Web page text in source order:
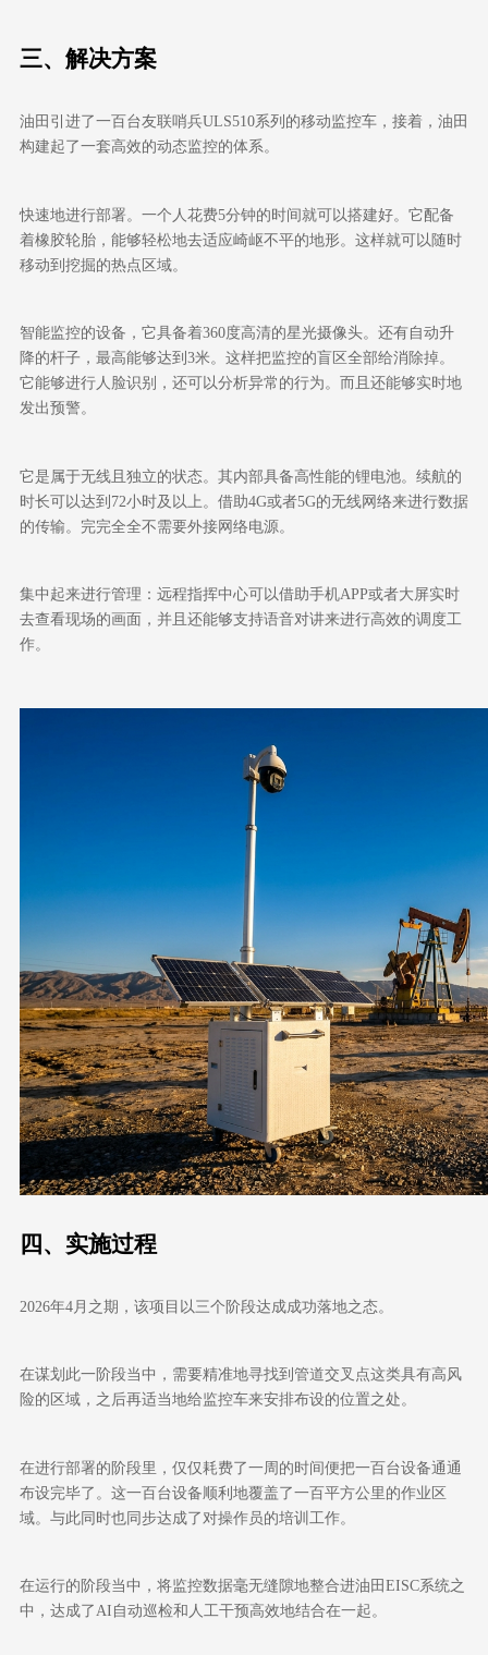
三、 解决方案
油田引进了一百台友联哨兵ULS510系列的移动监控车，接着，油田
构建起了一套高效的动态监控的体系。
快速地进行部署。一个人花费5分钟的时间就可以搭建好。它配备
着橡胶轮胎，能够轻松地去适应崎岖不平的地形。这样就可以随时
移动到挖掘的热点区域。
智能监控的设备，它具备着360度高清的星光摄像头。还有自动升
降的杆子，最高能够达到 3米。这样把监控的盲区全部给消除掉。
它能够进行人脸识别，还可以分析异常的行为。而且还能够实时地
发出预警。
它是属于无线且独立的状态。其内部具备高性能的锂电池。续航的
时长可以达到 72小时及以上。借助4G或者5G的无线网络来进行数据
的传输。完完全全不需要外接网络电源。
集中起来进行管理：远程指挥中心可以借助手机APP或者大屏实时
去查看现场的画面，并且还能够支持语音对讲来进行高效的调度工
作。
四、 实施过程
2026年4月之期，该项目以三个阶段达成成功落地之态。
在谋划此一阶段当中，需要精准地寻找到管道交叉点这类具有高风
险的区域，之后再适当地给监控车来安排布设的位置之处。
在进行部署的阶段里，仅仅耗费了一周的时间便把一百台设备通通
布设完毕了。这一百台设备顺利地覆盖了一百平方公里的作业区
域。与此同时也同步达成了对操作员的培训工作。
在运行的阶段当中，将监控数据毫无缝隙地整合进油田 EISC系统之
中，达成了AI 自动巡检和人工干预高效地结合在一起。